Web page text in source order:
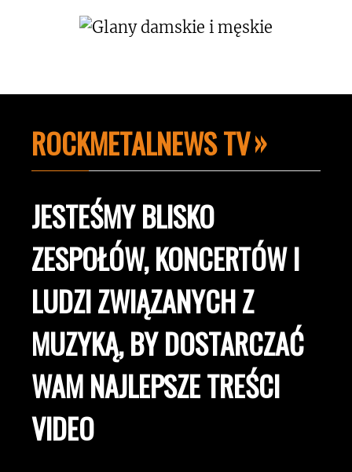
ROCKMETALNEWS TV
JESTEŚMY BLISKO
ZESPOŁÓW, KONCERTÓW I
LUDZI ZWIĄZANYCH Z
MUZYKĄ, BY DOSTARCZAĆ
WAM NAJLEPSZE TREŚCI
VIDEO